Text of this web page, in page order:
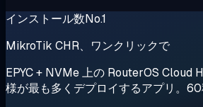
インストール数No.1
MikroTik CHR、ワンクリックで
EPYC + NVMe 上の RouterOS Cloud
様が最も多くデプロイするアプリ。60